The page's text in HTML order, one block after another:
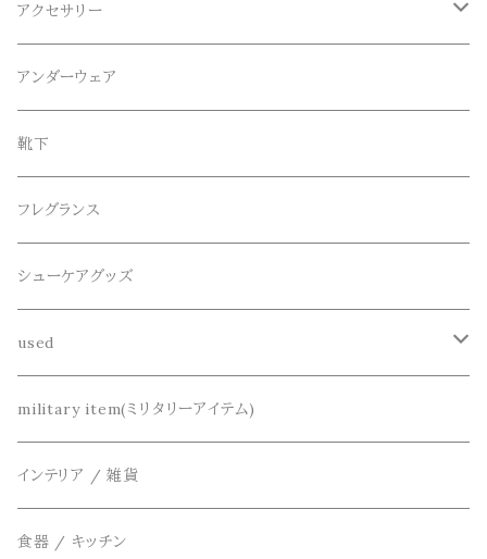
CameOne(ケイムワン)
CANDY DESIGN&WORKS(CDW)
collonil(コロニル)
CountyComm(カウンティーコム)
decka(デカ)
dros dro(ドロスドロ)
DETAIL(ディティール)
THE FLAVOR DESIGN(ザ フレーバーデザイン)
FOB FACTORY(エフオービーファクトリー)
シャツ
カーディガン
ロング
ショート
セットアップ
シューズ
シューズ
サンダル
帽子、マフラー、手袋
メガネ、サングラス
ベルト
腕時計
キーアクセサリー
財布、コインケース、マネークリップ
鞄
アクセサリー
リング
ブレスレット、バングル
ネックレス
アンダーウェア
靴下
フレグランス
シューケアグッズ
used
リメイク
アクセサリー
military item(ミリタリーアイテム)
インテリア / 雑貨
食器 / キッチン